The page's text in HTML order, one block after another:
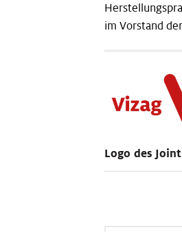
im Vorstand
Logo des